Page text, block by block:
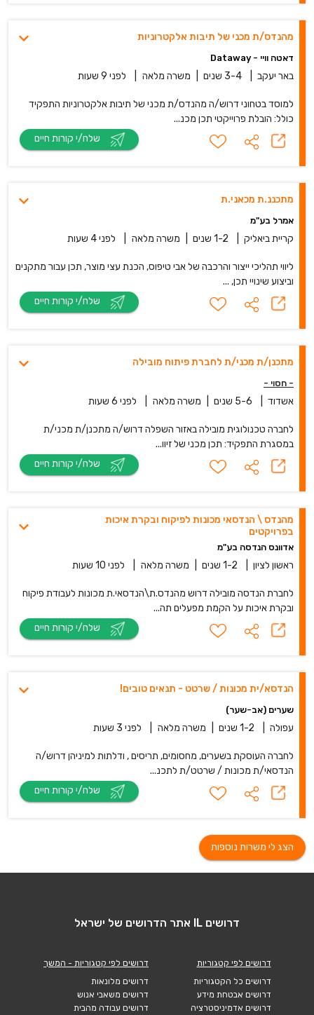
מהנדס/ת מכני של תיבות אלקטרוניות
דאטה וויי - Dataway
באר יעקב 3-4 שנים משרה מלאה לפני 9 שעות
למוסד בטחוני דרוש/ה מהנדס/ת מכני של תיבות אלקטרוניות התפקיד
כולל: הובלת פרוייקטי תכן מכנ...
מתכננ.ת מכאני.ת
אמרל בע"מ
קריית ביאליק 1-2 שנים משרה מלאה לפני 4 שעות
ליווי תהליכי ייצור והרכבה של אבי טיפוס, הכנת עצי מוצר, תכן עבור מתקנים
וביצוע שינויי תכן, ...
מתכנן/ת מכני/ת לחברת פיתוח מובילה
- חסוי -
אשדוד 5-6 שנים משרה מלאה לפני 6 שעות
לחברה טכנולוגית מובילה באזור השפלה דרוש/ה מתכנן/ת מכני/ת
במסגרת התפקיד: תכן מכני של זיוו...
מהנדס \ הנדסאי מכונות לפיקוח ובקרת איכות
בפרויקטים
אדוונס הנדסה בע"מ
ראשון לציון 1-2 שנים משרה מלאה לפני 10 שעות
לחברת הנדסה מובילה דרוש מהנדס.ת\הנדסאי.ת מכונות לעבודת פיקוח
ובקרת איכות על הקמת מפעלים תה...
הנדסא/ית מכונות / שרטט - תנאים טובים!
שערים (אב-שער)
עפולה 1-2 שנים משרה מלאה לפני 3 שעות
לחברה העוסקת בשערים, מחסומים, תריסים , ודלתות למיניהן דרוש/ה
הנדסאי/ת מכונות / שרטט/ת לתכנ...
הצג לי משרות נוספות
דרושים IL אתר הדרושים של ישראל
דרושים לפי קטגוריות
דרושים כל הקטגוריות
דרושים אבטחת מידע
דרושים אדמיניסטרציה
דרושים לפי קטגוריות - המשך
דרושים מלונאות
דרושים משאבי אנוש
דרושים עבודה מהבית